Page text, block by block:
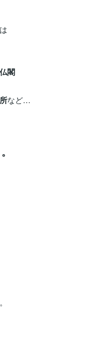
閣
など…